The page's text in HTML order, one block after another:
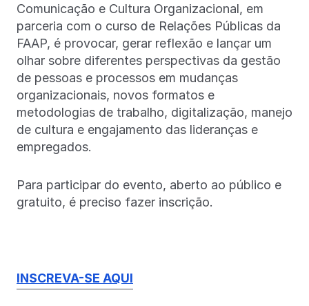
Comunicação e Cultura Organizacional, em
parceria com o curso de Relações Públicas da
FAAP, é provocar, gerar reflexão e lançar um
olhar sobre diferentes perspectivas da gestão
de pessoas e processos em mudanças
organizacionais, novos formatos e
metodologias de trabalho, digitalização, manejo
de cultura e engajamento das lideranças e
empregados.
Para participar do evento, aberto ao público e
gratuito, é preciso fazer inscrição.
INSCREVA-SE AQUI